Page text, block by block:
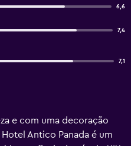
6,6
7,4
7,1
e com uma decoração
Antico Panada é um